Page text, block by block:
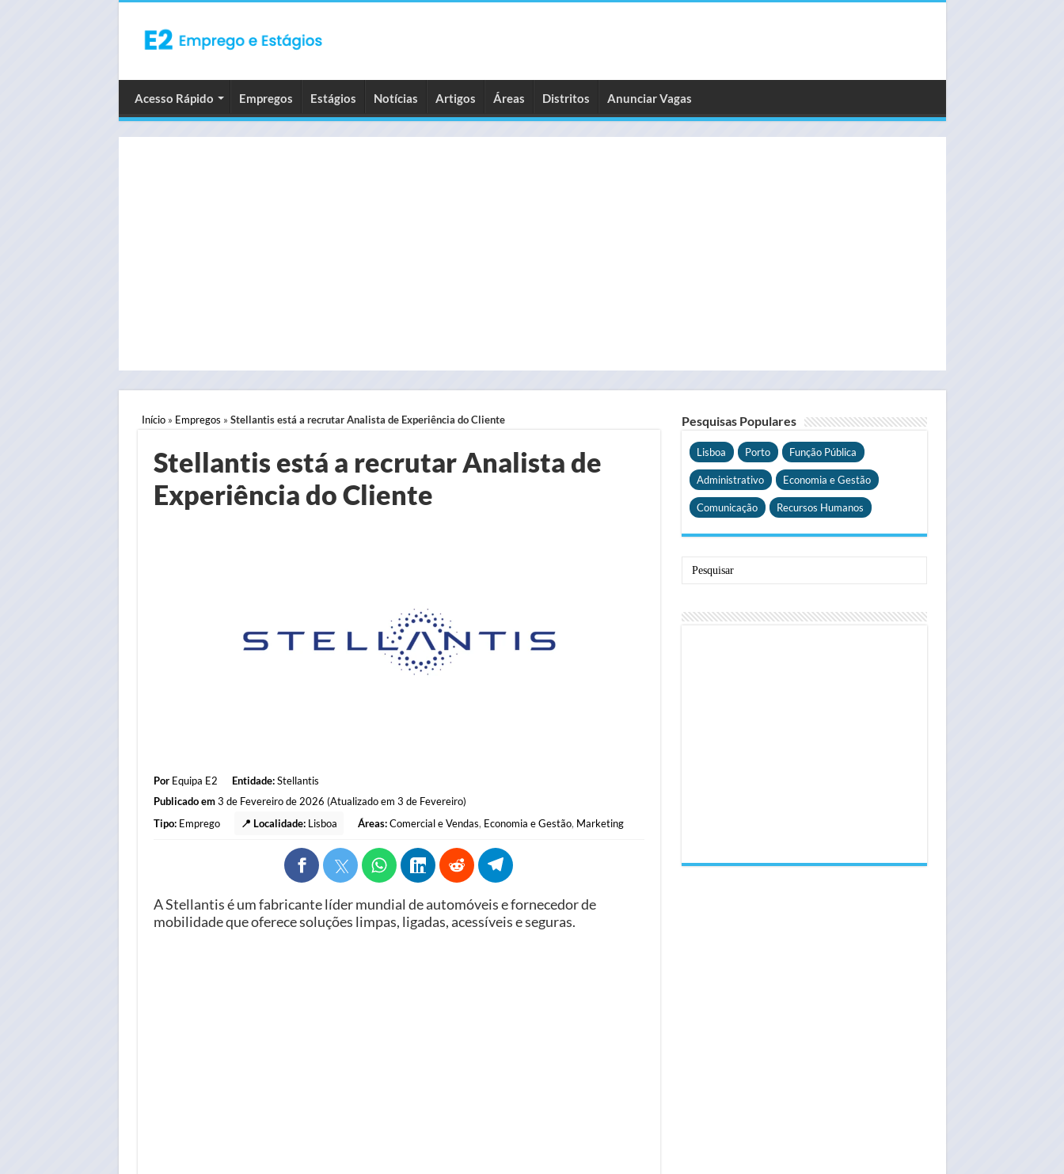
Acesso Rápido Empregos Estágios Notícias Artigos Áreas Distritos Anunciar Vagas
Início» Empregos » Stellantis está a recrutar Analista de Experiência do Cliente
Stellantis está a recrutar Analista de
Experiência do Cliente
Por Equipa E2 Entidade:Stellantis
Publicado em3 de Fevereiro de 2026 (Atualizado em 3 de Fevereiro)
Tipo: Emprego 📍 Localidade: Lisboa Áreas: Comercial e Vendas, Economia e Gestão, Marketing
A Stellantis é um fabricante líder mundial de automóveis e fornecedor de
mobilidade que oferece soluções limpas, ligadas, acessíveis e seguras.
Pesquisas Populares
Lisboa Porto Função Pública
Administrativo Economia e Gestão
Comunicação Recursos Humanos